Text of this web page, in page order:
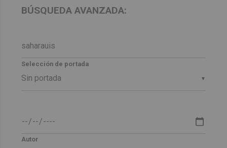
BÚSQUEDA AVANZADA:
▼
Selección de portada
Autor